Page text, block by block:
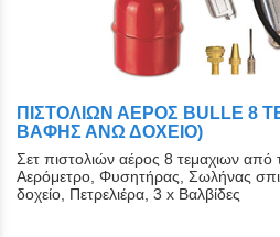
ΠΙΣΤΟΛΙΩΝ ΑΕΡΟΣ BULLE 8
ΒΑΦΗΣ ΑΝΩ ΔΟΧΕΙΟ)
Σετ πιστολιών αέρος 8 τεμαχιων
Αερόμετρο, Φυσητήρας, Σωλήνας
δοχείο, Πετρελιέρα, 3 x Βαλβίδες